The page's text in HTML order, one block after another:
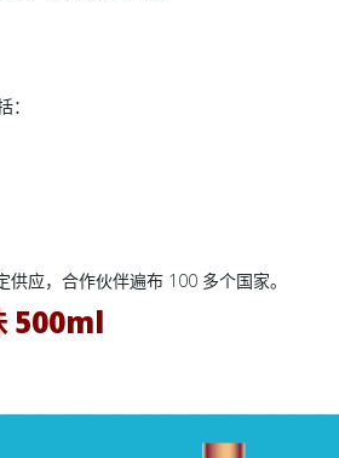
：
应，合作伙伴遍布 100 多个国家。
500ml